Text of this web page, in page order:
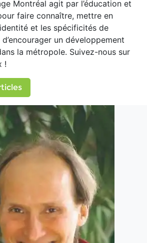
Montréal agit par l’éducation et
faire connaître, mettre en
et les spécificités de
un développement
la métropole. Suivez-nous sur
!